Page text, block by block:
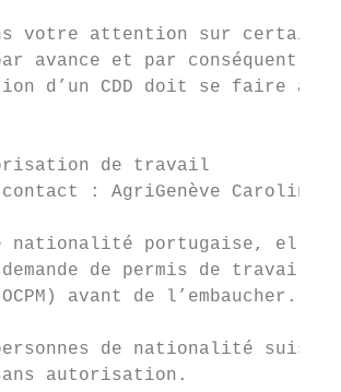
votre attention sur
avance et par conséquent,
d’un CDD doit se faire
de travail
contact : AgriGenève
nationalité portugaise, elle
demande de permis de
avant de l’embaucher.
de nationalité
autorisation.